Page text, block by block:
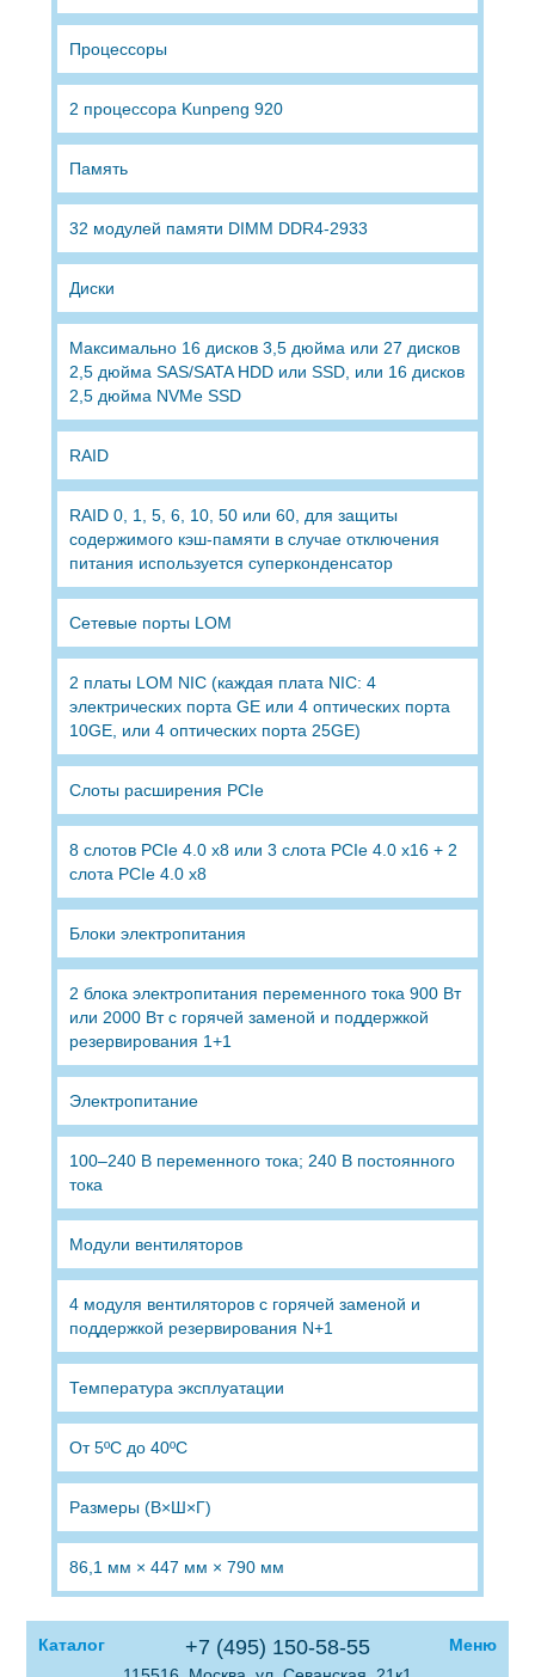
Процессоры
2 процессора Kunpeng 920
Память
32 модулей памяти DIMM DDR4-2933
Диски
Максимально 16 дисков 3,5 дюйма или 27 дисков
2,5 дюйма SAS/SATA HDD или SSD, или 16 дисков
2,5 дюйма NVMe SSD
RAID
RAID 0, 1, 5, 6, 10, 50 или 60, для защиты
содержимого кэш-памяти в случае отключения
питания используется суперконденсатор
Сетевые порты LOM
2 платы LOM NIC (каждая плата NIC: 4
электрических порта GE или 4 оптических порта
10GE, или 4 оптических порта 25GE)
Слоты расширения PCIe
8 слотов PCIe 4.0 x8 или 3 слота PCIe 4.0 x16 + 2
слота PCIe 4.0 x8
Блоки электропитания
2 блока электропитания переменного тока 900 Вт
или 2000 Вт с горячей заменой и поддержкой
резервирования 1+1
Электропитание
100–240 В переменного тока; 240 В постоянного
тока
Модули вентиляторов
4 модуля вентиляторов с горячей заменой и
поддержкой резервирования N+1
Температура эксплуатации
От 5ºC до 40ºC
Размеры (В×Ш×Г)
86,1 мм × 447 мм × 790 мм
Каталог +7 (495) 150-58-55
Меню